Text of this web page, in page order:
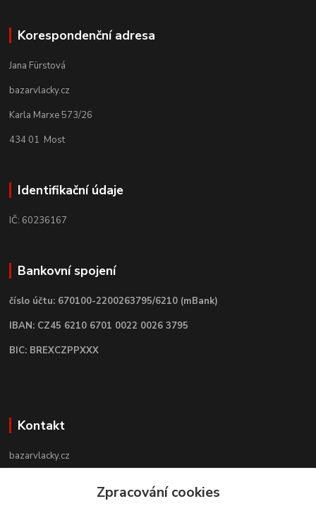
Korespondenční adresa
Jana Fürstová
bazarvlacky.cz
Karla Marxe 573/26
434 01 Most
Identifikační údaje
IČ: 60236167
Bankovní spojení
číslo účtu: 670100-2200263795/6210 (mBank)
IBAN: CZ45 6210 6701 0022 0026 3795
BIC: BREXCZPPXXX
Kontakt
bazarvlacky.cz
+420 774 141 314Zpracování cookies